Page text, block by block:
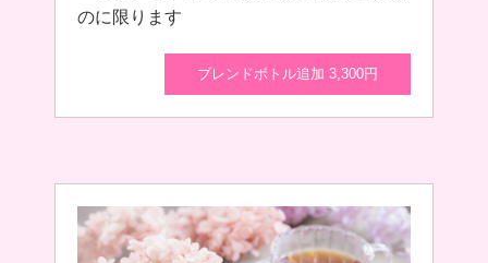
のに限ります
ブレンドボトル追加 3,300円